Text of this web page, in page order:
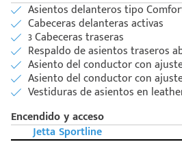
Asientos delanteros tipo
Cabeceras delanteras activas
3 Cabeceras traseras
Respaldo de asientos traseros
Asiento del conductor con
Asiento del conductor con
Vestiduras de asientos en
Encendido y acceso
Jetta Sportline